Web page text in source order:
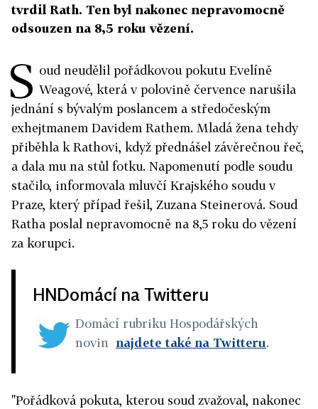
tvrdil Rath. Ten byl nakonec nepravomocně
odsouzen na 8,5 roku vězení.
S oud neudělil pořádkovou pokutu Evelíně
Weagové, která v polovině července narušila
jednání s bývalým poslancem a středočeským
exhejtmanem Davidem Rathem. Mladá žena tehdy
přiběhla k Rathovi, když přednášel závěrečnou řeč,
a dala mu na stůl fotku. Napomenutí podle soudu
stačilo, informovala mluvčí Krajského soudu v
Praze, který případ řešil, Zuzana Steinerová. Soud
Ratha poslal nepravomocně na 8,5 roku do vězení
za korupci.
HNDomácí na Twitteru
Domácí rubriku Hospodářských
novin najdete také na Twitteru.
"Pořádková pokuta, kterou soud zvažoval, nakonec